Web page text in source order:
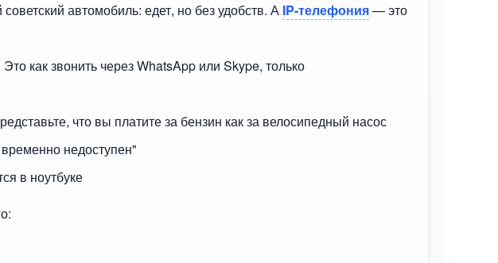
автомобиль: едет, но без удобств. А IP-телефония— это
как звонить через WhatsApp или Skype, только
что вы платите за бензин как за велосипедный насос
недоступен"
в ноутбуке